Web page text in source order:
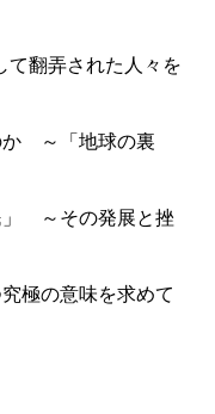
て翻弄された人々を
か ～「地球の裏
」 ～その発展と挫
極の意味を求めて